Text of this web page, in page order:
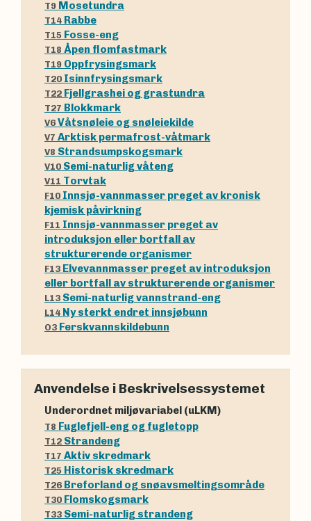
T9 Mosetundra
T14 Rabbe
T15 Fosse-eng
T18 Åpen flomfastmark
T19 Oppfrysingsmark
T20 Isinnfrysingsmark
T22 Fjellgrashei og grastundra
T27 Blokkmark
V6 Våtsnøleie og snøleiekilde
V7 Arktisk permafrost-våtmark
V8 Strandsumpskogsmark
V10 Semi-naturlig våteng
V11 Torvtak
F10 Innsjø-vannmasser preget av kronisk
kjemisk påvirkning
F11 Innsjø-vannmasser preget av
introduksjon eller bortfall av
strukturerende organismer
F13 Elvevannmasser preget av introduksjon
eller bortfall av strukturerende organismer
L13 Semi-naturlig vannstrand-eng
L14 Ny sterkt endret innsjøbunn
O3 Ferskvannskildebunn
Anvendelse i Beskrivelsessystemet
Underordnet miljøvariabel (uLKM)
T8 Fuglefjell-eng og fugletopp
T12 Strandeng
T17 Aktiv skredmark
T25 Historisk skredmark
T26 Breforland og snøavsmeltingsområde
T30 Flomskogsmark
T33 Semi-naturlig strandeng